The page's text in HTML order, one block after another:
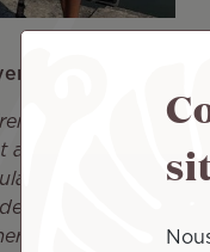
et long terme ?
les Jeux
mais il
L’année 2027
résultats,
les épreuves de la